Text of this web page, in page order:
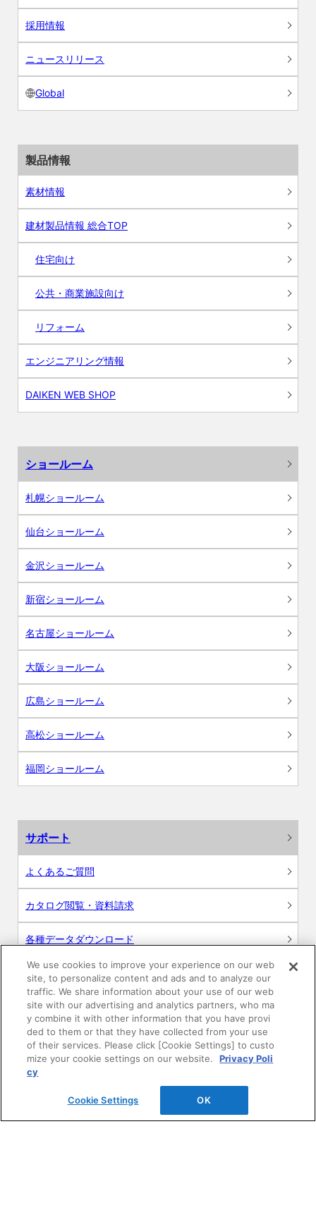
採用情報
ニュースリリース
Global
製品情報
素材情報
建材製品情報 総合TOP
住宅向け
公共・商業施設向け
リフォーム
エンジニアリング情報
DAIKEN WEB SHOP
ショールーム
札幌ショールーム
仙台ショールーム
金沢ショールーム
新宿ショールーム
名古屋ショールーム
大阪ショールーム
広島ショールーム
高松ショールーム
福岡ショールーム
サポート
よくあるご質問
カタログ閲覧・資料請求
各種データダウンロード
WEB見積・各種シミュレーション
交換用部品の購入
修理・点検
お問い合わせ
ログイン
We use cookies to improve your experience on our web
site, to personalize content and ads and to analyze our
traffic. We share information about your use of our web
site with our advertising and analytics partners, who ma
y combine it with other information that you have provi
ded to them or that they have collected from your use
of their services. Please click [Cookie Settings] to custo
mize your cookie settings on our website.
Privacy Poli
cy
Cookie Settings OK